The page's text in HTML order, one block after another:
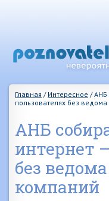
Главная / Интересное /АНБ
пользователях без
АНБ
интернет
без
компаний